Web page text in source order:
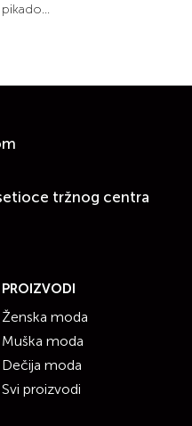
pikado...
tržnog centra
PROIZVODI
Ženska moda
Muška moda
Dečija moda
Svi proizvodi